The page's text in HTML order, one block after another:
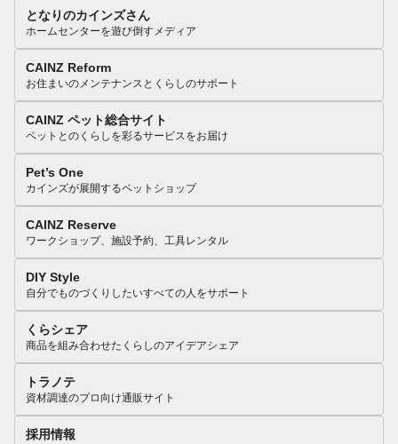
となりのカインズさん
ホームセンターを遊び倒すメディア
CAINZ Reform
お住まいのメンテナンスとくらしのサポート
CAINZ ペット総合サイト
ペットとのくらしを彩るサービスをお届け
Pet’s One
カインズが展開するペットショップ
CAINZ Reserve
ワークショップ、施設予約、工具レンタル
DIY Style
自分でものづくりしたいすべての人をサポート
くらシェア
商品を組み合わせたくらしのアイデアシェア
トラノテ
資材調達のプロ向け通販サイト
採用情報